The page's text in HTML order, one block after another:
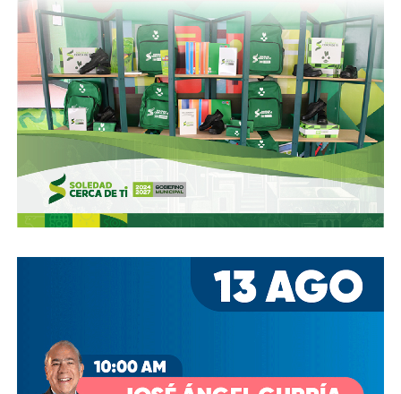
familiar y una clase especial de acciones) el control formal
del voto de la empresa, independientemente de cuánto
capital tenga cada quien. En resumidas cuentas, aunque
Emilio Azcárraga tiene el poder de decisión,el mismo
financiero que reparte el control de El Realito con los
dos hombres más poderosos de Televisa está, al
mismo tiempo, camino a convertirse en el mayor
dueño accionario de la propia televisora.